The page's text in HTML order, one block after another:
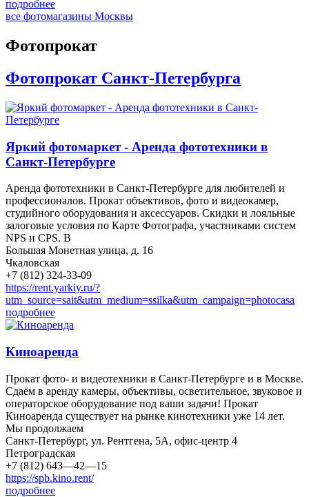
подробнее
все фотомагазины Москвы
Фотопрокат
Фотопрокат Санкт-Петербурга
Яркий фотомаркет - Аренда фототехники в
Санкт-Петербурге
Аренда фототехники в Санкт-Петербурге для любителей и
профессионалов. Прокат объективов, фото и видеокамер,
студийного оборудования и аксессуаров. Скидки и лояльные
залоговые условия по Карте Фотографа, участниками систем
NPS и CPS. В
Большая Монетная улица, д. 16
Чкаловская
+7 (812) 324-33-09
https://rent.yarkiy.ru/?
utm_source=sait&utm_medium=ssilka&utm_campaign=photocasa
подробнее
Киноаренда
Прокат фото- и видеотехники в Санкт-Петербурге и в Москве.
Сдаём в аренду камеры, объективы, осветительное, звуковое и
операторское оборудование под ваши задачи! Прокат
Киноаренда существует на рынке кинотехники уже 14 лет.
Мы продолжаем
Санкт-Петербург, ул. Рентгена, 5А, офис-центр 4
Петроградская
+7 (812) 643—42—15
https://spb.kino.rent/
подробнее